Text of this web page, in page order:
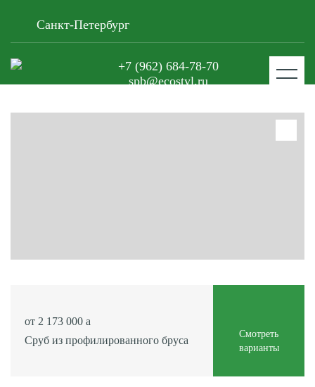
Санкт-Петербург
+7 (962) 684-78-70
spb@ecostyl.ru
от 2 173 000
Сруб из профилированного бруса
Смотреть
варианты